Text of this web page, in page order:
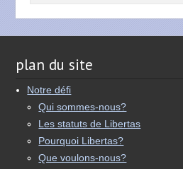
plan du site
Notre défi
Qui sommes-nous?
Les statuts de Libertas
Pourquoi Libertas?
Que voulons-nous?